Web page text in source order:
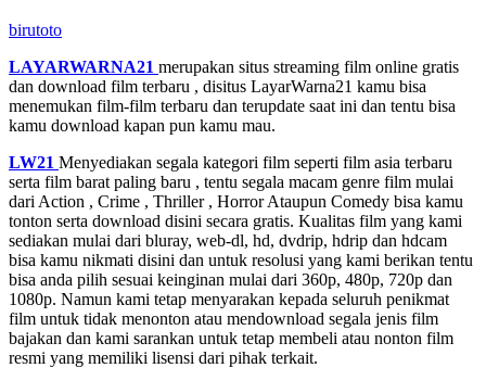
birutoto
LAYARWARNA21 merupakan situs streaming film online gratis
dan download film terbaru , disitus LayarWarna21 kamu bisa
menemukan film-film terbaru dan terupdate saat ini dan tentu bisa
kamu download kapan pun kamu mau.
LW21 Menyediakan segala kategori film seperti film asia terbaru
serta film barat paling baru , tentu segala macam genre film mulai
dari Action , Crime , Thriller , Horror Ataupun Comedy bisa kamu
tonton serta download disini secara gratis. Kualitas film yang kami
sediakan mulai dari bluray, web-dl, hd, dvdrip, hdrip dan hdcam
bisa kamu nikmati disini dan untuk resolusi yang kami berikan tentu
bisa anda pilih sesuai keinginan mulai dari 360p, 480p, 720p dan
1080p. Namun kami tetap menyarakan kepada seluruh penikmat
film untuk tidak menonton atau mendownload segala jenis film
bajakan dan kami sarankan untuk tetap membeli atau nonton film
resmi yang memiliki lisensi dari pihak terkait.